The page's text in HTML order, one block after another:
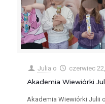
Julia o czerwiec
Akademia Wiewiórki
Akademia Wiewiórki Julii